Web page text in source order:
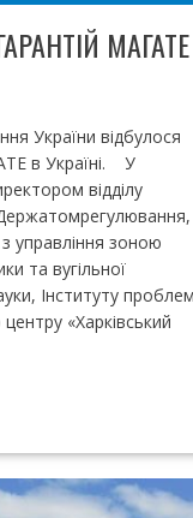
МАГАТЕ
України відбулося
в Україні. У
відділу
управління зоною
та вугільної
Інституту проблем
«Харківський